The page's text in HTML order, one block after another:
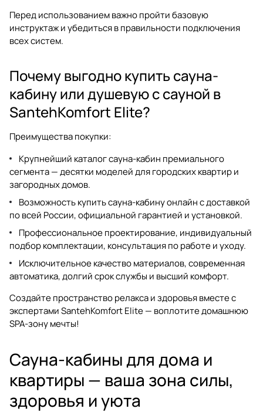
Перед использованием важно пройти базовую
инструктаж и убедиться в правильности подключения
всех систем.
Почему выгодно купить сауна-
кабину или душевую с сауной в
SantehKomfort Elite?
Преимущества покупки:
Крупнейший каталогсауна-кабин премиального
сегмента — десятки моделей для городских квартир и
загородных домов.
Возможность купить сауна-кабину онлайн с доставкой
по всей России, официальной гарантией и установкой.
Профессиональное проектирование, индивидуальный
подбор комплектации, консультация по работе и уходу.
Исключительное качество материалов, современная
автоматика, долгий срок службы и высший комфорт.
Создайте пространство релакса и здоровья вместе с
экспертами SantehKomfort Elite — воплотите домашнюю
SPA-зону мечты!
Сауна-кабины для дома и
квартиры — ваша зона силы,
здоровья и уюта